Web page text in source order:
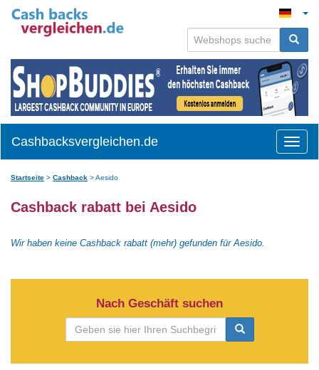
Toggle
Cashbacksvergleichen.de
Startseite > Cashback >Aesido
Cashback rabatt bei Aesido
Wir haben keine Cashback rabatt (mehr) gefunden für Aesido.
Nach Geschäft suchen